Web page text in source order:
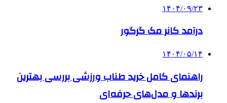
۱۴۰۴/۰۹/۲۳
درآمد کانر مک گرگور
۱۴۰۴/۰۵/۱۴
راهنمای کامل خرید طناب ورزشی بررسی بهترین
برندها و مدل‌های حرفه‌ای